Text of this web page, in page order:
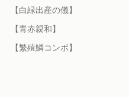
【白緑出産の儀】
【青赤親和】
【繁殖鱗コンボ】